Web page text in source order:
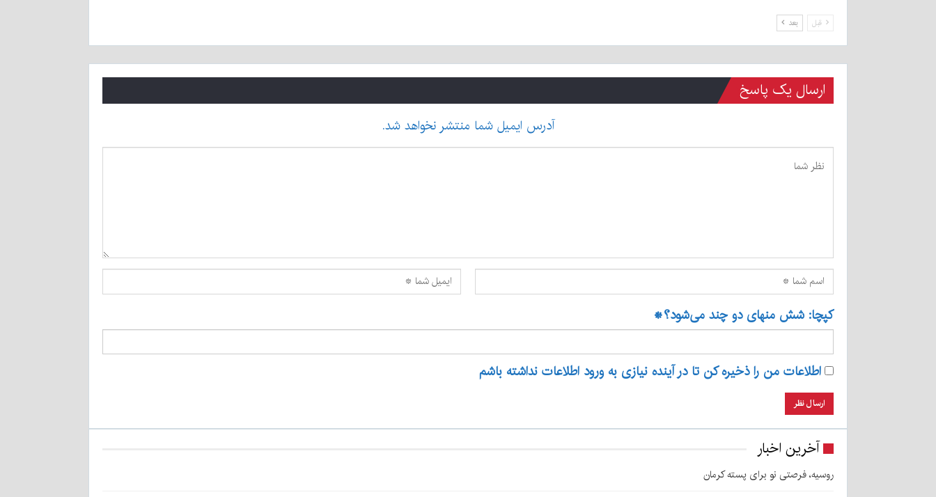
قبل بعد
ارسال یک پاسخ
آدرس ایمیل شما منتشر نخواهد شد.
کپچا: شش منهای دو چند می‌شود؟*
اطلاعات من را ذخیره کن تا در آینده نیازی به ورود اطلاعات نداشته باشم
آخرین اخبار
روسیه، فرصتی نو برای پسته کرمان